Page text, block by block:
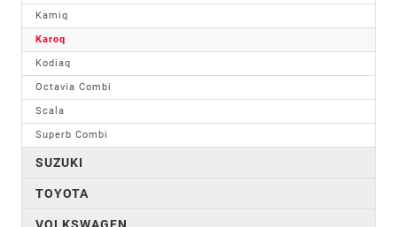
Kamiq
Karoq
Kodiaq
Octavia Combi
Scala
Superb Combi
SUZUKI
TOYOTA
VOLKSWAGEN